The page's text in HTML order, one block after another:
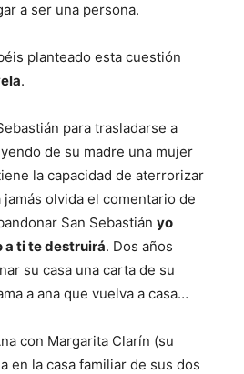
a ser una persona.
planteado esta cuestión
.
para trasladarse a
de su madre una mujer
la capacidad de aterrorizar
olvida el comentario de
San Sebastián yo
a ti te destruirá. Dos años
su casa una carta de su
a ana que vuelva a casa…
con Margarita Clarín (su
en la casa familiar de sus dos